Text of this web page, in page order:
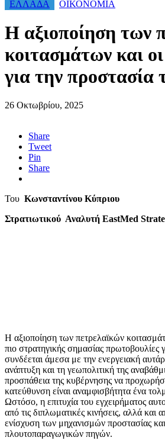
ΕΛΛΑΔΑ
ΟΙΚΟΝΟΜΙΑ
Η αξιοποίηση των
κοιτασμάτων και
για την προστασία
26 Οκτωβρίου, 2025
Share
Tweet
Pin
Share
Του Κωνσταντίνου Κύπριου
Στρατιωτικού Αναλυτή EastMed
Η αξιοποίηση των πετρελαϊκών
πιο στρατηγικής σημασίας
συνδέεται άμεσα με την ενεργειακή
ανάπτυξη και τη γεωπολιτική της
προσπάθεια της κυβέρνησης να
κατεύθυνση είναι αναμφισβήτητα ένα
Ωστόσο, η επιτυχία του εγχειρήματος
από τις διπλωματικές κινήσεις, αλλά και
ενίσχυση των μηχανισμών προστασίας
πλουτοπαραγωγικών πηγών.